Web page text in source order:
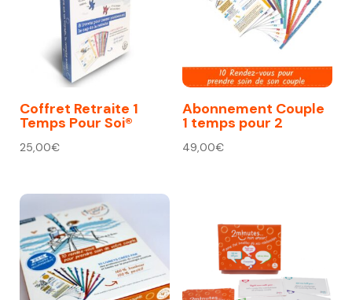
Coffret Retraite 1
Temps Pour Soi®
25,00€
Abonnement Couple
1 temps pour 2
49,00€